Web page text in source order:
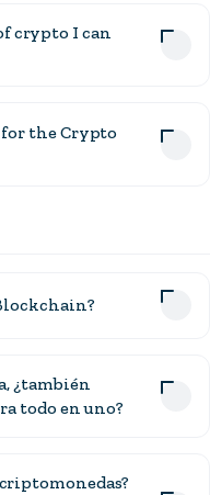
crypto I can
the Crypto
¿también
todo en uno?